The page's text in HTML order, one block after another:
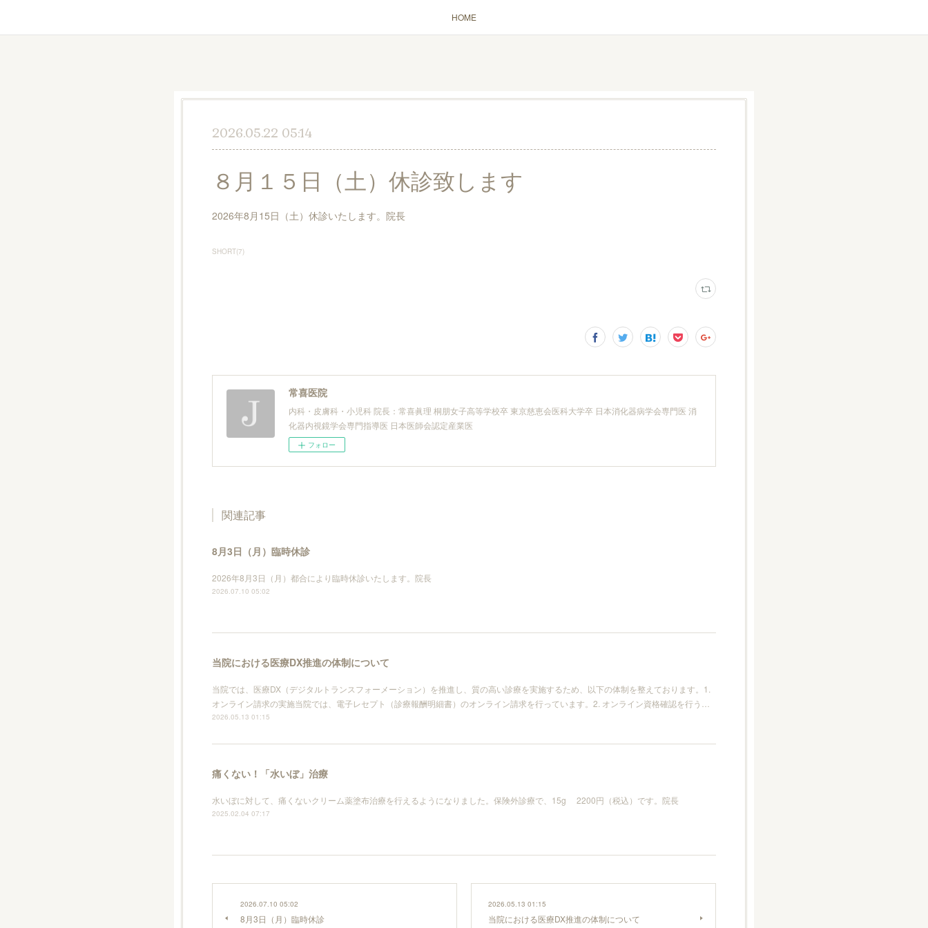
HOME
2026.05.22 05:14
８月１５日（土）休診致します
2026年8月15日（土）休診いたします。院長
SHORT(7)
常喜医院
内科・皮膚科・小児科 院長：常喜眞理 桐朋女子高等学校卒 東京慈恵会医科大学卒 日本消化器病学会専門医 消
化器内視鏡学会専門指導医 日本医師会認定産業医
フォロー
関連記事
8月3日（月）臨時休診
2026年8月3日（月）都合により臨時休診いたします。院長
2026.07.10 05:02
当院における医療DX推進の体制について
当院では、医療DX（デジタルトランスフォーメーション）を推進し、質の高い診療を実施するため、以下の体制を整えております。1.
オンライン請求の実施当院では、電子レセプト（診療報酬明細書）のオンライン請求を行っています。2. オンライン資格確認を行う…
2026.05.13 01:15
痛くない！「水いぼ」治療
水いぼに対して、痛くないクリーム薬塗布治療を行えるようになりました。保険外診療で、15g 2200円（税込）です。院長
2025.02.04 07:17
2026.07.10 05:02
8月3日（月）臨時休診
2026.05.13 01:15
当院における医療DX推進の体制について